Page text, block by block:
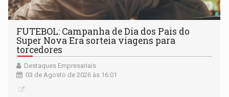
FUTEBOL: Campanha de Dia dos Pais do
Super Nova Era sorteia viagens para
torcedores
Destaques Empresariais
03 de Agosto de 2026 às 16:01